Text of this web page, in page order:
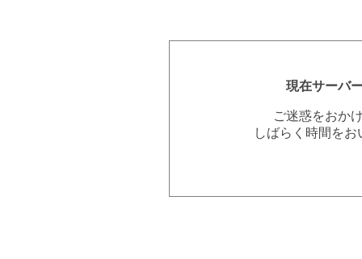
現在サーバ
ご迷惑をおか
しばらく時間を